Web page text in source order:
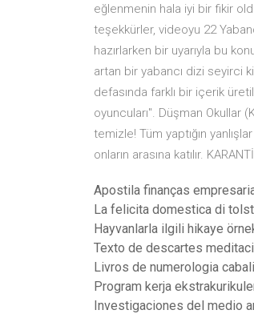
eğlenmenin hala iyi bir fikir
teşekkürler, videoyu 22
hazırlarken bir uyarıyla bu
artan bir yabancı dizi seyirci
defasında farklı bir içerik
oyuncuları". Düşman Okullar
temizle! Tüm yaptığın
onların arasına katılır.
Apostila finanças
La felicita domestica di
Hayvanlarla ilgili hikaye
Texto de descartes
Livros de numerologia
Program kerja
Investigaciones del medio